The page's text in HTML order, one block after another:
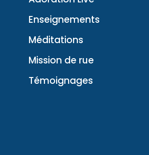
Enseignements
Méditations
Mission de rue
Témoignages